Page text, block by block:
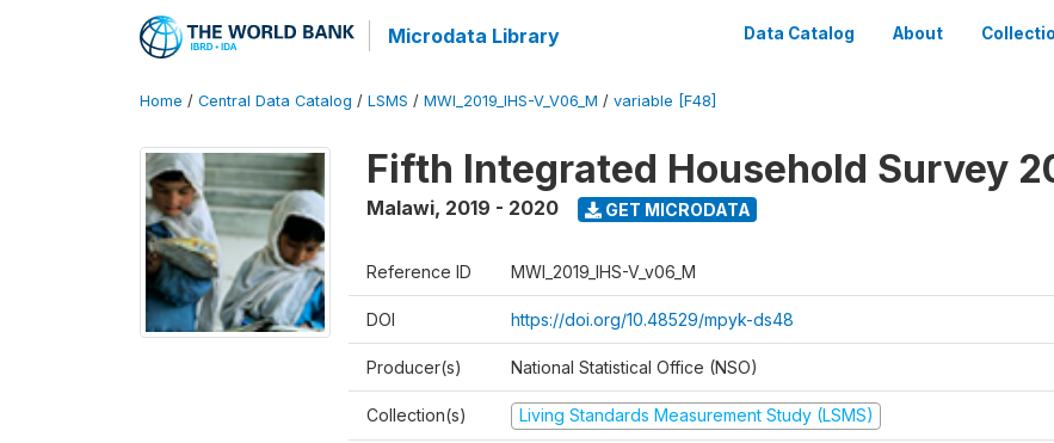
Microdata Library Data Catalog About
Home / Central Data Catalog / LSMS / MWI_2019_IHS-V_V06_M / variable [F48]
Fifth Integrated Household Survey
Malawi, 2019 - 2020 GET MICRODATA
Reference ID MWI_2019_IHS-V_v06_M
DOI https://doi.org/10.48529/mpyk-ds48
Producer(s) National Statistical Office (NSO)
Collection(s) Living Standards Measurement Study (LSMS)